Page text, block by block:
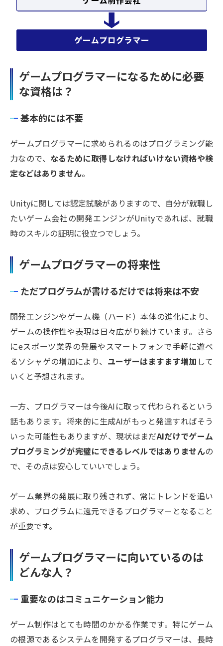
ゲームプログラマーになるために必要
な資格は？
基本的には不要
ゲームプログラマーに求められるのはプログラミング能
力なので、 なるために取得しなければいけない資格や検
定などはありません。
Unityに関しては認定試験がありますので、自分が就職し
たいゲーム会社の開発エンジンがUnityであれば、就職
時のスキルの証明に役立つでしょう。
ゲームプログラマーの将来性
ただプログラムが書けるだけでは将来は不安
開発エンジンやゲーム機（ハード）本体の進化により、
ゲームの操作性や表現は日々広がり続けています。さら
にeスポーツ業界の発展やスマートフォンで手軽に遊べ
るソシャゲの増加により、 ユーザーはますます増加 して
いくと予想されます。
一方、プログラマーは今後AIに取って代わられるという
話もあります。将来的に生成AIがもっと発達すればそう
いった可能性もありますが、現状はまだAIだけでゲーム
プログラミングが完璧にできるレベルではありませんの
で、その点は安心していいでしょう。
ゲーム業界の発展に取り残されず、常にトレンドを追い
求め、プログラムに還元できるプログラマーとなること
が重要です。
ゲームプログラマーに向いているのは
どんな人？
重要なのはコミュニケーション能力
ゲーム制作はとても時間のかかる作業です。特にゲーム
の根源であるシステムを開発するプログラマーは、長時